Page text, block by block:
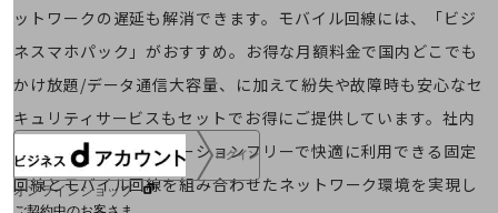
広告
協賛
NTTドコモグループ
ログイン
オンラインショップ
ットワークの遅延も解消できます。モバイル回線には、「ビジ
ネスマホパック」がおすすめ。お得な月額料金で国内どこでも
かけ放題/データ通信大容量、に加えて紛失や故障時も安心なセ
キュリティサービスもセットでお得にご提供しています。社内
外、どこからでもロケーションフリーで快適に利用できる固定
回線とモバイル回線を組み合わせたネットワーク環境を実現し